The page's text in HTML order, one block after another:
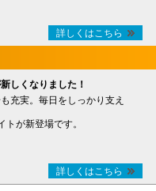
詳しくはこちら
しくなりました！
充実。毎日をしっかり支え
トが新登場です。
詳しくはこちら